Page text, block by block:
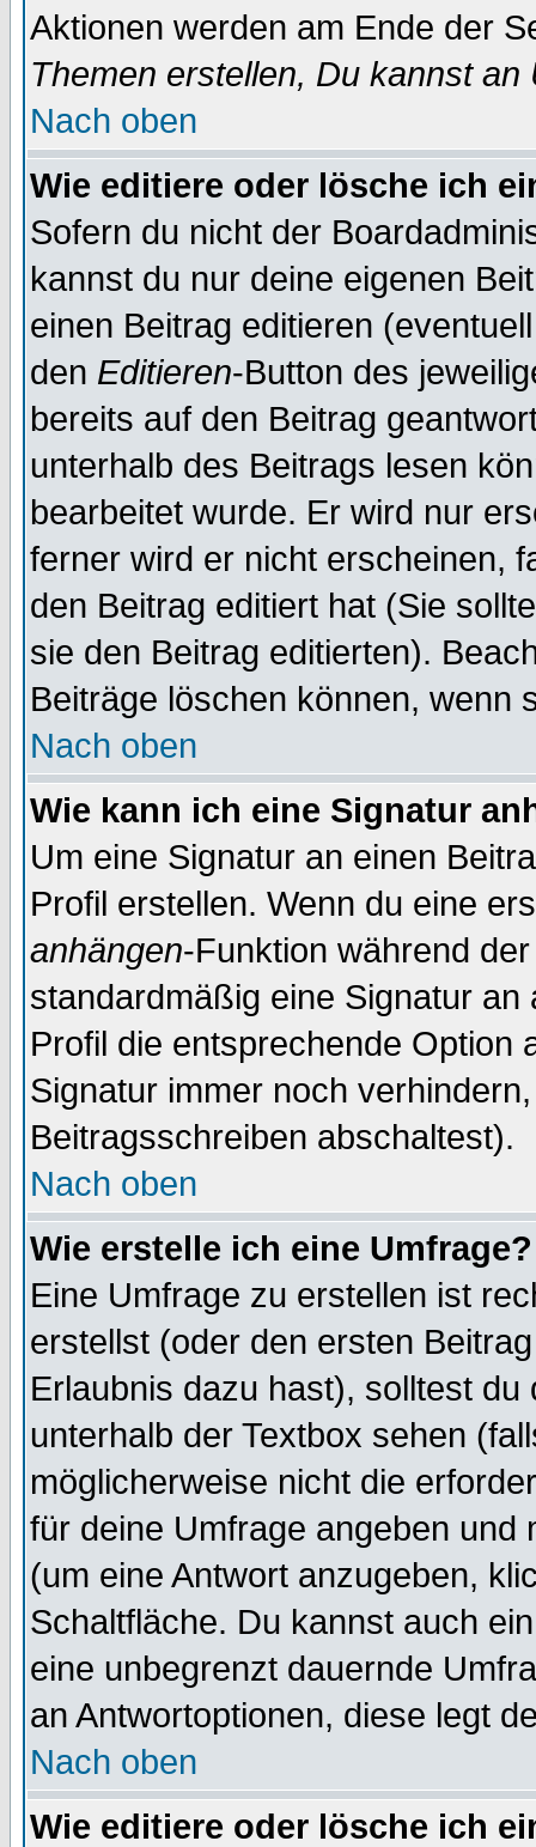
Aktionen werden am Ende der
Themen erstellen, Du kannst
Nach oben
Wie editiere oder lösche ich
Sofern du nicht der
kannst du nur deine eigenen
einen Beitrag editieren
den Editieren-Button des
bereits auf den Beitrag
unterhalb des Beitrags lesen
bearbeitet wurde. Er wird nur
ferner wird er nicht erscheinen,
den Beitrag editiert hat (Sie
sie den Beitrag editierten).
Beiträge löschen können, wenn
Nach oben
Wie kann ich eine Signatur
Um eine Signatur an einen
Profil erstellen. Wenn du eine
anhängen-Funktion während
standardmäßig eine Signatur
Profil die entsprechende Option
Signatur immer noch
Beitragsschreiben abschaltest).
Nach oben
Wie erstelle ich eine Umfrage?
Eine Umfrage zu erstellen ist
erstellst (oder den ersten
Erlaubnis dazu hast), solltest
unterhalb der Textbox sehen
möglicherweise nicht die
für deine Umfrage angeben und
(um eine Antwort anzugeben,
Schaltfläche. Du kannst auch
eine unbegrenzt dauernde
an Antwortoptionen, diese legt
Nach oben
Wie editiere oder lösche ich